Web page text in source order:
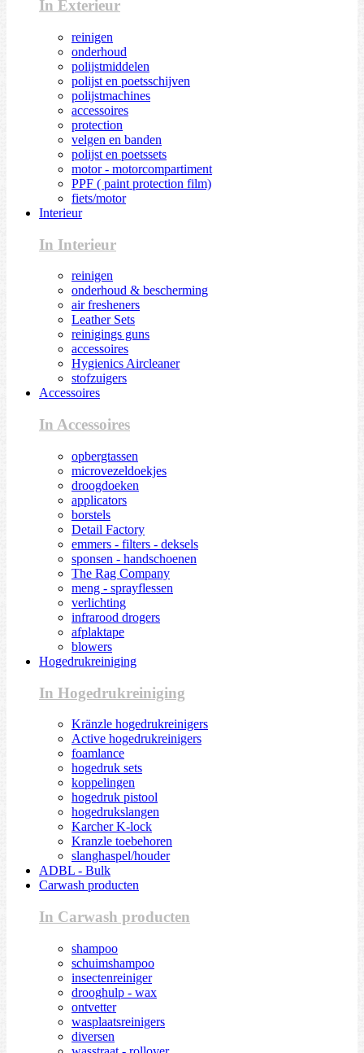
In Exterieur
reinigen
onderhoud
polijstmiddelen
polijst en poetsschijven
polijstmachines
accessoires
protection
velgen en banden
polijst en poetssets
motor - motorcompartiment
PPF ( paint protection film)
fiets/motor
Interieur
In Interieur
reinigen
onderhoud & bescherming
air fresheners
Leather Sets
reinigings guns
accessoires
Hygienics Aircleaner
stofzuigers
Accessoires
In Accessoires
opbergtassen
microvezeldoekjes
droogdoeken
applicators
borstels
Detail Factory
emmers - filters - deksels
sponsen - handschoenen
The Rag Company
meng - sprayflessen
verlichting
infrarood drogers
afplaktape
blowers
Hogedrukreiniging
In Hogedrukreiniging
Kränzle hogedrukreinigers
Active hogedrukreinigers
foamlance
hogedruk sets
koppelingen
hogedruk pistool
hogedrukslangen
Karcher K-lock
Kranzle toebehoren
slanghaspel/houder
ADBL - Bulk
Carwash producten
In Carwash producten
shampoo
schuimshampoo
insectenreiniger
drooghulp - wax
ontvetter
wasplaatsreinigers
diversen